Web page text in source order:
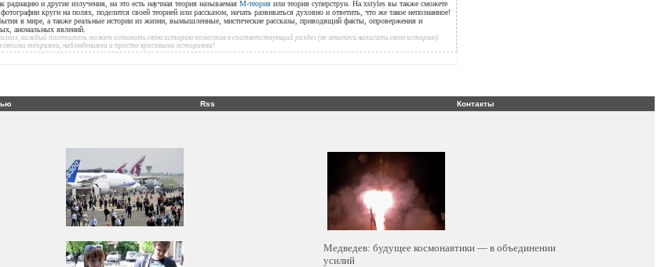
и другие излучения, на это есть научная теория называемаяМ-теория или теория суперструн. На xstyles вы также сможете
круги на полях, поделится своей теорией или рассказом, начать развиваться духовно и ответить, что же такое непознанное!
в мире, а также реальные истории из жизни, вымышленные, мистические рассказы, приводящий факты, опровержения и
аномальных явлений.
каждый посетитель может оставить свою историю поместив в соответствующий раздел (не ленитесь написать свою историю).
своими теориями, наблюдениями и просто красивыми историями!
Rss Контакты
Медведев: будущее космонавтики — в объединении
усилий